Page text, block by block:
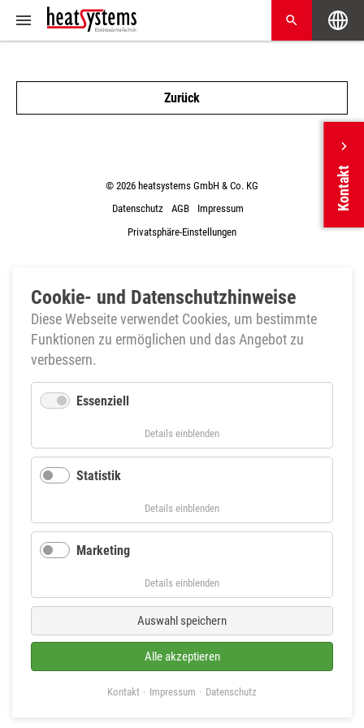
Zurück
Kontakt
© 2026 heatsystems GmbH & Co. KG
Datenschutz
AGB
Impressum
Privatsphäre-Einstellungen
Cookie- und Datenschutzhinweise
Diese Webseite verwendet Cookies, um bestimmte
Funktionen zu ermöglichen und das Angebot zu
verbessern.
Essenziell
Details einblendenfür
Essenziell
Statistik
Details einblendenfür
Statistik
Marketing
Details einblendenfür
Marketing
Auswahl speichern
Alle akzeptieren
Kontakt Impressum Datenschutz